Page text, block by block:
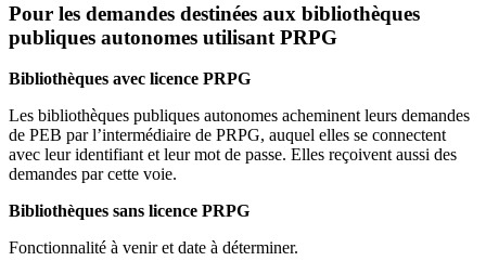
Pour les demandes destinées aux bibliothèques
publiques autonomes utilisant PRPG
Bibliothèques avec licence PRPG
Les bibliothèques publiques autonomes acheminent leurs demandes
de PEB par l’intermédiaire de PRPG, auquel elles se connectent
avec leur identifiant et leur mot de passe. Elles reçoivent aussi des
demandes par cette voie.
Bibliothèques sans licence PRPG
Fonctionnalité à venir et date à déterminer.